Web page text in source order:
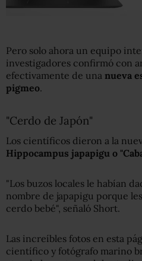
Pero solo ahora un equipo
investigadores confirmó con
efectivamente de una nueva
pigmeo.
"Cerdo de Japón"
Los científicos dieron a la
Hippocampus japapigu o
"Los buzos locales le habían
nombre de japapigu porque
cerdo bebé", señaló Short.
Las increíbles fotos en esta
científico y fotógrafo marino